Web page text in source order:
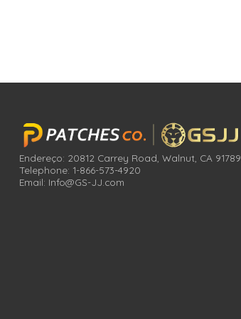
Endereço: 20812 Carrey Road, Walnut, CA 91789
Telephone: 1-866-573-4920
Email: Info@GS-JJ.com